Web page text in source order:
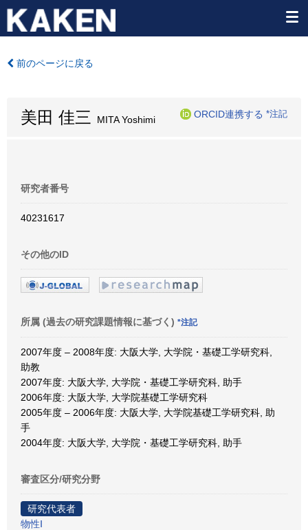
前のページに戻る
美田 佳三 MITA Yoshimi
ORCID連携する *注記
研究者番号
40231617
その他のID
所属 (過去の研究課題情報に基づく) *注記
2007年度 – 2008年度: 大阪大学, 大学院・基礎工学研究科,
助教
2007年度: 大阪大学, 大学院・基礎工学研究科, 助手
2006年度: 大阪大学, 大学院基礎工学研究科
2005年度 – 2006年度: 大阪大学, 大学院基礎工学研究科, 助
手
2004年度: 大阪大学, 大学院・基礎工学研究科, 助手
審査区分/研究分野
研究代表者
物性Ⅰ